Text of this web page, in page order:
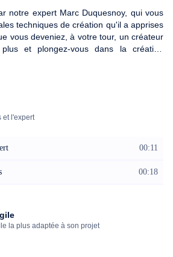
notre expert Marc Duquesnoy, qui vous
techniques de création qu'il a apprises
vous deveniez, à votre tour, un créateur
et plongez-vous dans la création
d'art unique et design !
et l'expert
00:11
00:18
la plus adaptée à son projet